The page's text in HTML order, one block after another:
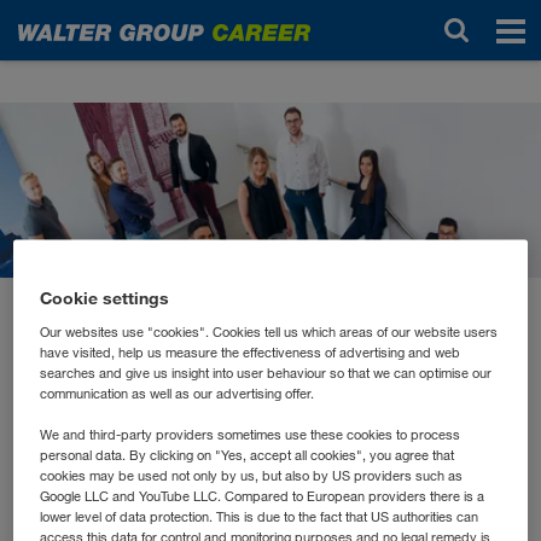
Noticias
junio 2025
Englisch-Onboarding in der
WALTER GROUP –
internationaler Einstieg mit
Perspektive
Cookie settings
Our websites use "cookies". Cookies tell us which areas of our website users
have visited, help us measure the effectiveness of advertising and web
searches and give us insight into user behaviour so that we can optimise our
communication as well as our advertising offer.
We and third-party providers sometimes use these cookies to process
personal data. By clicking on "Yes, accept all cookies", you agree that
cookies may be used not only by us, but also by US providers such as
Google LLC and YouTube LLC. Compared to European providers there is a
lower level of data protection. This is due to the fact that US authorities can